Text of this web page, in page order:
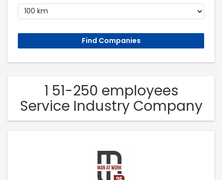
1 51-250 employees
Service Industry Company